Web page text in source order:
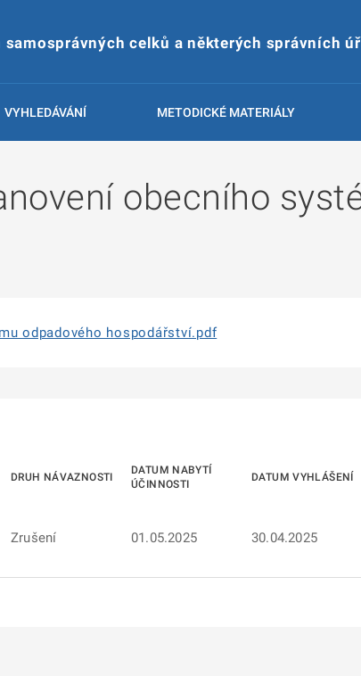
celků a některých správních
VYHLEDÁVÁNÍ METODICKÉ MATERIÁLY
obecního
odpadového hospodářství.pdf
DRUH NÁVAZNOSTI
DATUM NABYTÍ
ÚČINNOSTI
DATUM VYHLÁŠENÍ
Zrušení 01.05.2025 30.04.2025